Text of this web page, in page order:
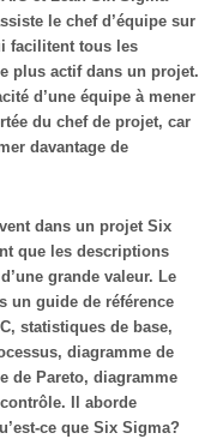
le chef d’équipe sur
facilitent tous les
plus actif dans un projet.
d’une équipe à mener
du chef de projet, car
davantage de
dans un projet Six
que les descriptions
grande valeur. Le
un guide de référence
statistiques de base,
diagramme de
de Pareto, diagramme
Il aborde
ce que Six Sigma?